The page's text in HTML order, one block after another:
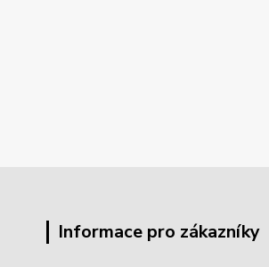
Informace pro zákazníky